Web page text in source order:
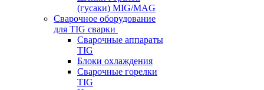
(гусаки) MIG/MAG
Сварочное оборудование
для TIG сварки
Сварочные аппараты
TIG
Блоки охлаждения
Сварочные горелки
TIG